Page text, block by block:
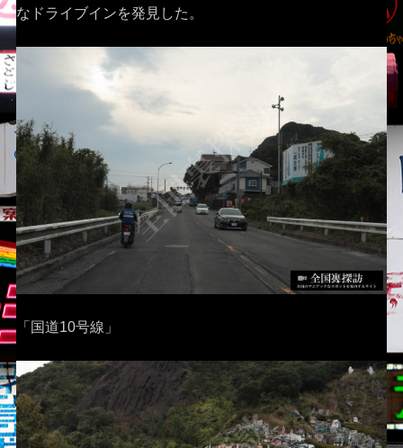
なドライブインを発見した。
「国道10号線」